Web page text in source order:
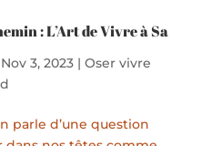
: L’Art de Vivre à Sa
Nov 3, 2023| Oser vivre
parle d’une question